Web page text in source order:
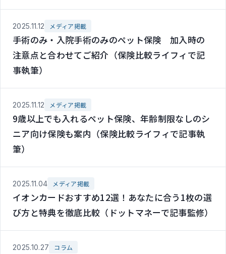
2025.11.12 メディア掲載
手術のみ・入院手術のみのペット保険 加入時の
注意点と合わせてご紹介（保険比較ライフィで記
事執筆）
2025.11.12 メディア掲載
9歳以上でも入れるペット保険、年齢制限なしのシ
ニア向け保険も案内（保険比較ライフィで記事執
筆）
2025.11.04 メディア掲載
イオンカードおすすめ12選！あなたに合う1枚の選
び方と特典を徹底比較（ドットマネーで記事監修）
2025.10.27 コラム